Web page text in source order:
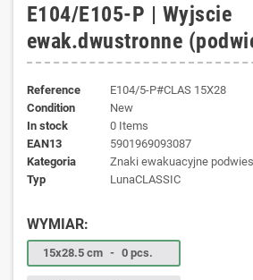
E104/E105-P | Wyjscie
ewak.dwustronne
Reference
E104/5-P#CLAS 15X28
Condition
New
In stock
0 Items
EAN13
5901969093087
kategoria
Znaki ewakuacyjne
typ
LunaCLASSIC
WYMIAR:
15x28.5 cm - 0 pcs.